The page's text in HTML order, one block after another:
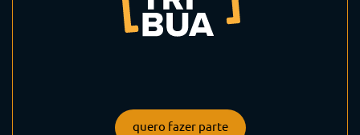
quero fazer parte